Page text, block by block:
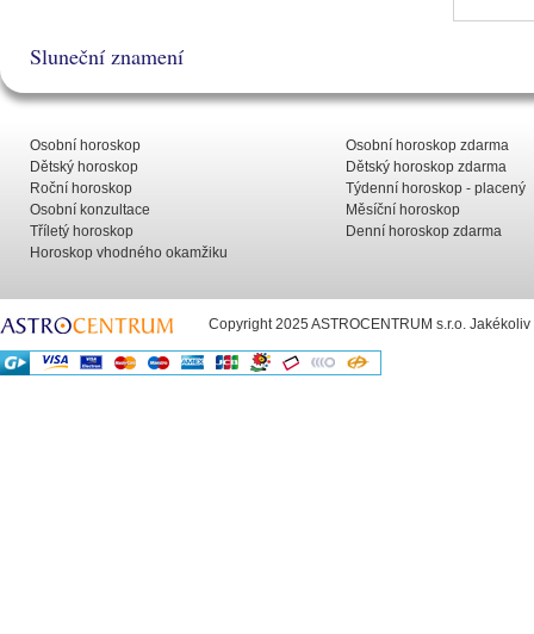
Sluneční znamení
Osobní horoskop
Dětský horoskop
Roční horoskop
Osobní konzultace
Tříletý horoskop
Horoskop vhodného okamžiku
Osobní horoskop zdarma
Dětský horoskop zdarma
Týdenní horoskop - placený
Měsíční horoskop
Denní horoskop zdarma
Copyright 2025 ASTROCENTRUM s.r.o.